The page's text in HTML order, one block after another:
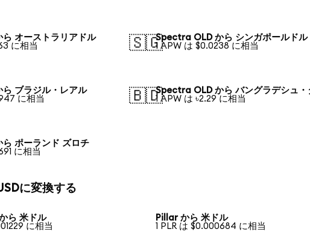
オーストラリアドル
に相当
🇸🇬Spectra OLD から シンガポールドル
1 APW は $0.0238 に相当
ブラジル・レアル
に相当
🇧🇩Spectra OLD から バングラデシュ・
1 APW は ৳2.29 に相当
ポーランド ズロチ
に相当
に変換する
ら 米ドル
に相当
Pillar から 米ドル
1 PLR は $0.000684 に相当